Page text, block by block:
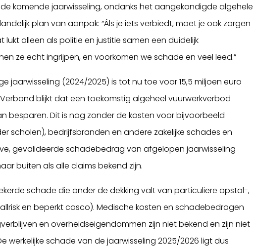
komende jaarwisseling, ondanks het aangekondigde algehele
plan van aanpak: “Áls je iets verbiedt, moet je ook zorgen
alleen als politie en justitie samen een duidelijk
ze echt ingrijpen, en voorkomen we schade en veel leed.”
jaarwisseling (2024/2025) is tot nu toe voor 15,5 miljoen euro
blijkt dat een toekomstig algeheel vuurwerkverbod
besparen. Dit is nog zonder de kosten voor bijvoorbeeld
scholen), bedrijfsbranden en andere zakelijke schades en
gevalideerde schadebedrag van afgelopen jaarwisseling
buiten als alle claims bekend zijn.
schade die onder de dekking valt van particuliere opstal-,
en beperkt casco). Medische kosten en schadebedragen
en overheidseigendommen zijn niet bekend en zijn niet
werkelijke schade van de jaarwisseling 2025/2026 ligt dus